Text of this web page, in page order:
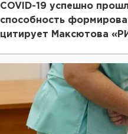
COVID-19 успешно
способность
цитирует Максютова